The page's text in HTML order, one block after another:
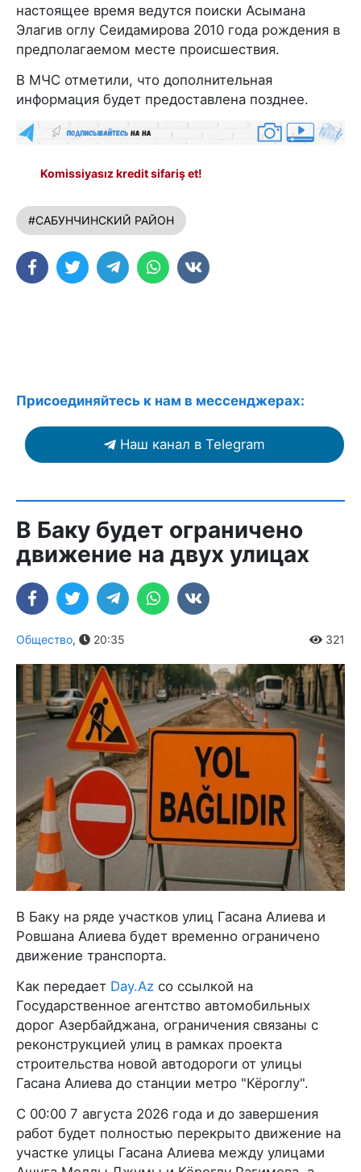
настоящее время ведутся поиски Асымана
Элагив оглу Сеидамирова 2010 года рождения в
предполагаемом месте происшествия.
В МЧС отметили, что дополнительная
информация будет предоставлена позднее.
Komissiyasız kredit sifariş et!
#САБУНЧИНСКИЙ РАЙОН
Присоединяйтесь к нам в мессенджерах:
Наш канал в Telegram
В Баку будет ограничено
движение на двух улицах
Общество, 20:35 321
В Баку на ряде участков улиц Гасана Алиева и
Ровшана Алиева будет временно ограничено
движение транспорта.
Как передает Day.Az со ссылкой на
Государственное агентство автомобильных
дорог Азербайджана, ограничения связаны с
реконструкцией улиц в рамках проекта
строительства новой автодороги от улицы
Гасана Алиева до станции метро "Кёроглу".
С 00:00 7 августа 2026 года и до завершения
работ будет полностью перекрыто движение на
участке улицы Гасана Алиева между улицами